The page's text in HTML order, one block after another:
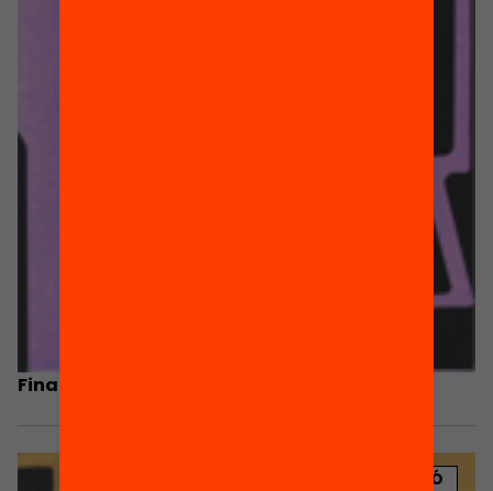
Finançament dels partits polítics
PUBLICACIÓ